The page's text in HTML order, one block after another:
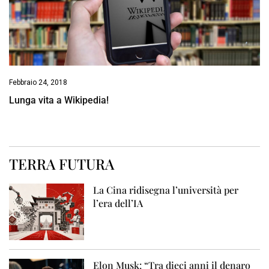
Febbraio 24, 2018
Lunga vita a Wikipedia!
TERRA FUTURA
La Cina ridisegna l’università per
l’era dell’IA
Elon Musk: “Tra dieci anni il denaro